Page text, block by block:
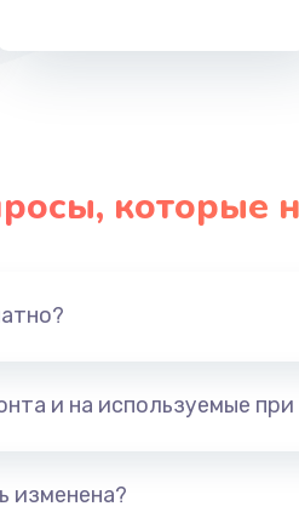
которые
и на используемые
изменена?